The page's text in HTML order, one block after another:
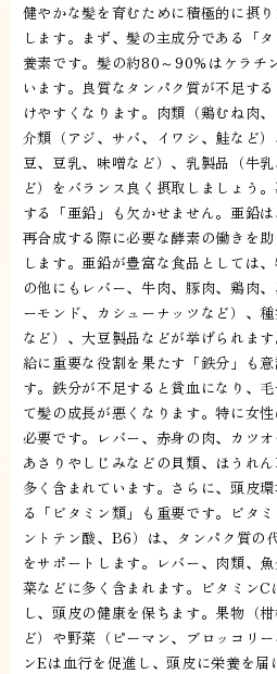
健やかな髪を育むために積極的に摂
します。まず、髪の主成分である「
養素です。髪の約80～90％はケラチ
います。良質なタンパク質が不足す
けやすくなります。肉類（鶏むね肉
介類（アジ、サバ、イワシ、鮭など
豆、豆乳、味噌など）、乳製品（牛
ど）をバランス良く摂取しましょう
する「亜鉛」も欠かせません。亜鉛
再合成する際に必要な酵素の働きを
します。亜鉛が豊富な食品としては
の他にもレバー、牛肉、豚肉、鶏肉
ーモンド、カシューナッツなど）、
など）、大豆製品などが挙げられま
給に重要な役割を果たす「鉄分」も
す。鉄分が不足すると貧血になり、
て髪の成長が悪くなります。特に女
必要です。レバー、赤身の肉、カツオ
あさりやしじみなどの貝類、ほうれ
多く含まれています。さらに、頭皮
る「ビタミン類」も重要です。ビタ
ントテン酸、B6）は、タンパク質の
をサポートします。レバー、肉類、
菜などに多く含まれます。ビタミンC
し、頭皮の健康を保ちます。果物（
ど）や野菜（ピーマン、ブロッコリ
ンEは血行を促進し、頭皮に栄養を届